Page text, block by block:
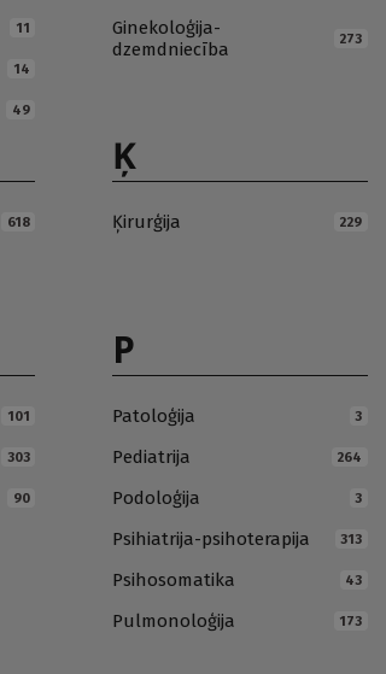
11
14
49
Ginekoloģija-
dzemdniecība
273
618
Ķ
Ķirurģija 229
101
303
90
P
Patoloģija 3
Pediatrija 264
Podoloģija 3
Psihiatrija-psihoterapija 313
Psihosomatika 43
Pulmonoloģija 173